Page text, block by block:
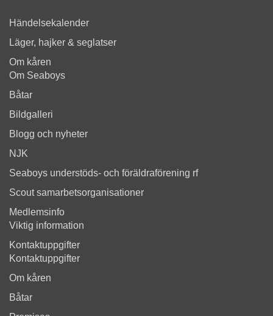
Händelsekalender
Läger, hajker & seglatser
Om kåren
Om Seaboys
Båtar
Bildgalleri
Blogg och nyheter
NJK
Seaboys understöds- och föräldraförening rf
Scout samarbetsorganisationer
Medlemsinfo
Viktig information
Kontaktuppgifter
Kontaktuppgifter
Om kåren
Båtar